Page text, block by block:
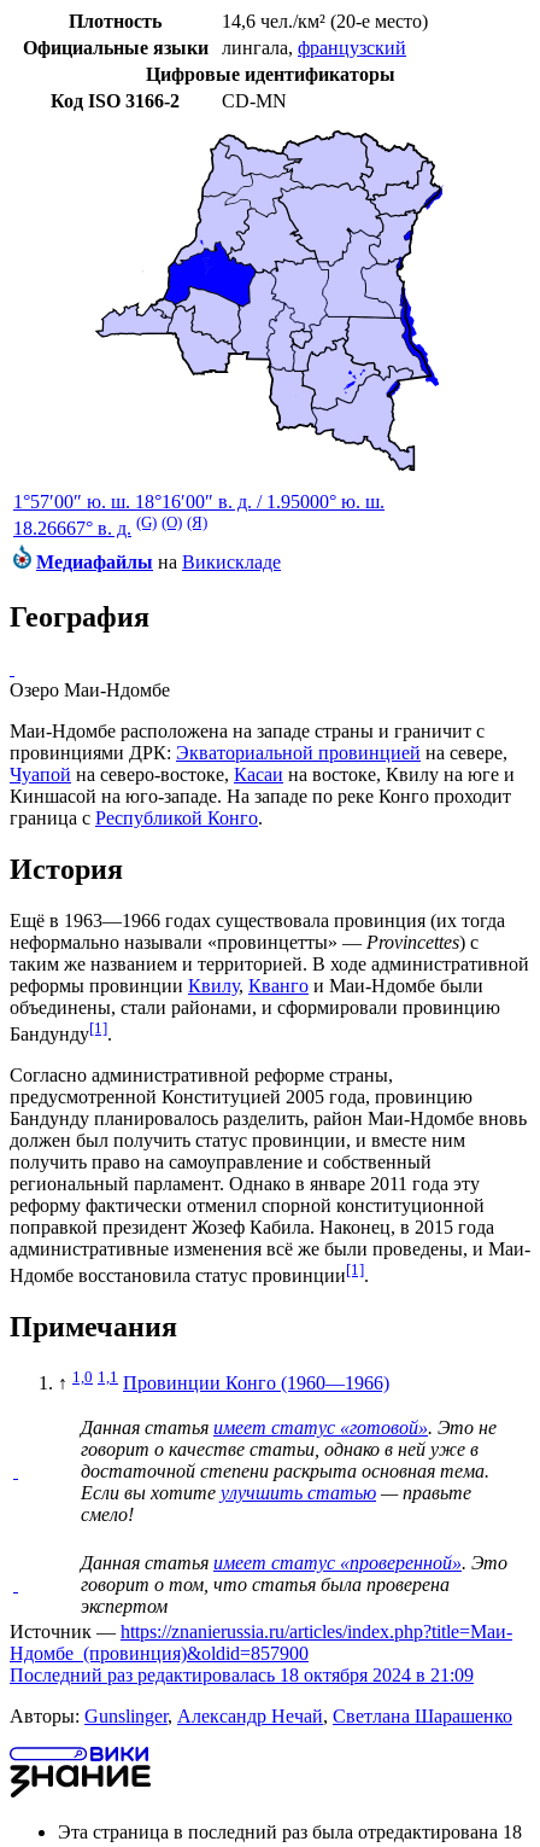
Плотность 14,6 чел./км² (20-е место)
Официальные языки
лингала, французский
Цифровые идентификаторы
Код ISO 3166-2 CD-MN
1°57′00″ ю. ш. 18°16′00″ в. д. / 1.95000° ю. ш.
18.26667° в. д. (G) (O) (Я)
Медиафайлы на Викискладе
География
Озеро Маи-Ндомбе
Маи-Ндомбе расположена на западе страны и граничит с
провинциями ДРК: Экваториальной провинцией на севере,
Чуапой на северо-востоке, Касаи на востоке, Квилу на юге и
Киншасой на юго-западе. На западе по реке Конго проходит
граница с Республикой Конго.
История
Ещё в 1963—1966 годах существовала провинция (их тогда
неформально называли «провинцетты» — Provincettes) с
таким же названием и территорией. В ходе административной
реформы провинции Квилу, Кванго и Маи-Ндомбе были
объединены, стали районами, и сформировали провинцию
Бандунду[1].
Согласно административной реформе страны,
предусмотренной Конституцией 2005 года, провинцию
Бандунду планировалось разделить, район Маи-Ндомбе вновь
должен был получить статус провинции, и вместе ним
получить право на самоуправление и собственный
региональный парламент. Однако в январе 2011 года эту
реформу фактически отменил спорной конституционной
поправкой президент Жозеф Кабила. Наконец, в 2015 года
административные изменения всё же были проведены, и Маи-
Ндомбе восстановила статус провинции[1].
Примечания
↑ 1,0 1,1 Провинции Конго (1960—1966)
Данная статья имеет статус «готовой». Это не
говорит о качестве статьи , однако в ней уже в
достаточной степени раскрыта основная тема.
Если вы хотите улучшить статью — правьте
смело!
Данная статья имеет статус «проверенной». Это
говорит о том, что статья была проверена
экспертом
Источник — https://znanierussia.ru/articles/index.php?title=Маи-
Ндомбе_(провинция)&oldid=857900
Последний раз редактировалась 18 октября 2024 в 21:09
Авторы: Gunslinger, Александр Нечай, Светлана Шарашенко
Эта страница в последний раз была отредактирована 18